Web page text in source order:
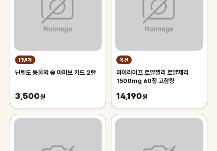
11번가
닌텐도 동물의 숲 아미보 카드 2탄
3,500원
옥션
마이라이프 로얄젤리 로얄제리
1500mg 60정 고함량
14,190원